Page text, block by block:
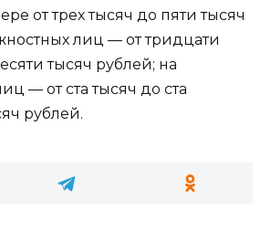
от трех тысяч до пяти тысяч
лиц — от тридцати
тысяч рублей; на
— от ста тысяч до ста
рублей.